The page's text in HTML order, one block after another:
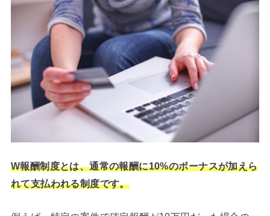
W報酬制度とは、通常の報酬に10%のボーナスが加えら
れて支払われる制度です。